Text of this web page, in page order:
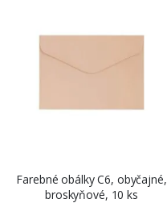
Farebné obálky C6, obyčajné,
broskyňové, 10 ks